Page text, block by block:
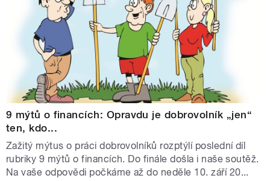
9 mýtů o financích: Opravdu je dobrovolník „jen“
ten, kdo...
Zažitý mýtus o práci dobrovolníků rozptýlí poslední díl
rubriky 9 mýtů o financích. Do finále došla i naše soutěž.
Na vaše odpovědi počkáme až do neděle 10. září 20...